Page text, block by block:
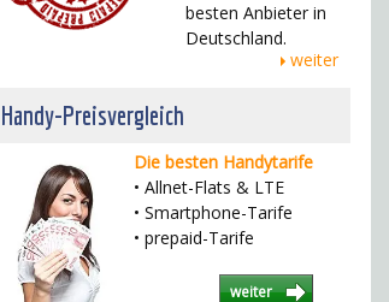
besten Anbieter in
Deutschland.
weiter
Handy-Preisvergleich
Die besten Handytarife
• Allnet-Flats & LTE
• Smartphone-Tarife
• prepaid-Tarife
weiter